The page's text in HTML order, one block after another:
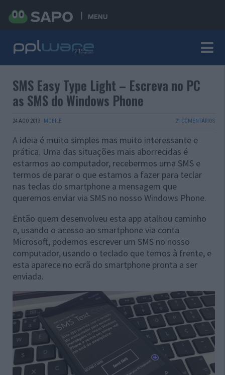
MENU
SMS Easy Type Light – Escreva no PC
as SMS do Windows Phone
24 AGO 2013 · MOBILE 21 COMENTÁRIOS
A ideia é muito simples mas muito interessante e
prática. Uma das situações mais aborrecidas é
estarmos ao computador, recebermos uma SMS e
termos de parar o que estamos a fazer para teclar
nas teclas do smartphone a mensagem que
queremos enviar via SMS no nosso Windows Phone.
Então quem desenvolveu esta app atalhou caminho
e, usando o acesso ao smartphone via conta
Microsoft, podemos escrever um SMS no nosso
computador, usando o teclado que temos à frente, e
esta aparece no ecrã do smartphone pronta a ser
enviada.